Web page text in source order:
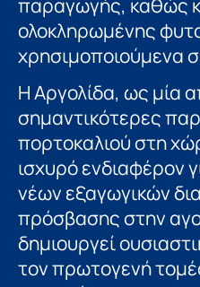
παραγωγής, καθώς
ολοκληρωμένης
χρησιμοποιούμενα
Η Αργολίδα, ως μία
σημαντικότερες
πορτοκαλιού στη
ισχυρό ενδιαφέρον
νέων εξαγωγικών
πρόσβασης στην
δημιουργεί
τον πρωτογενή